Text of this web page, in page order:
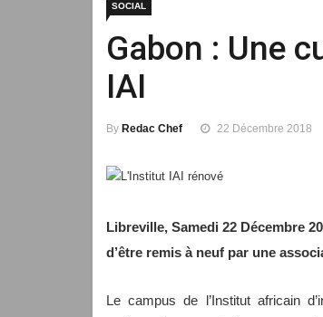
SOCIAL
Gabon : Une
IAI
By Redac Chef 22 Décembre 2018
Libreville, Samedi 22 Décembre
d’être remis à neuf par une
Le campus de l’Institut africain